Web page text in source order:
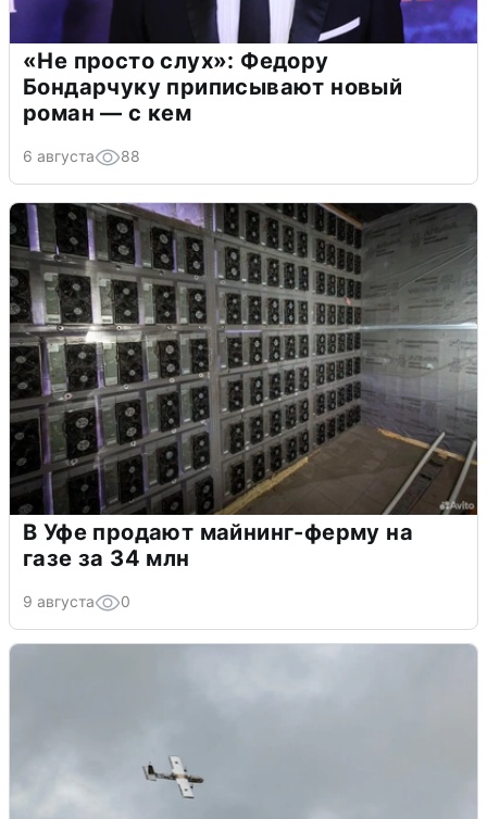
«Не просто слух»: Федору
Бондарчуку приписывают новый
роман — с кем
6 августа 88
В Уфе продают майнинг-ферму на
газе за 34 млн
9 августа 0